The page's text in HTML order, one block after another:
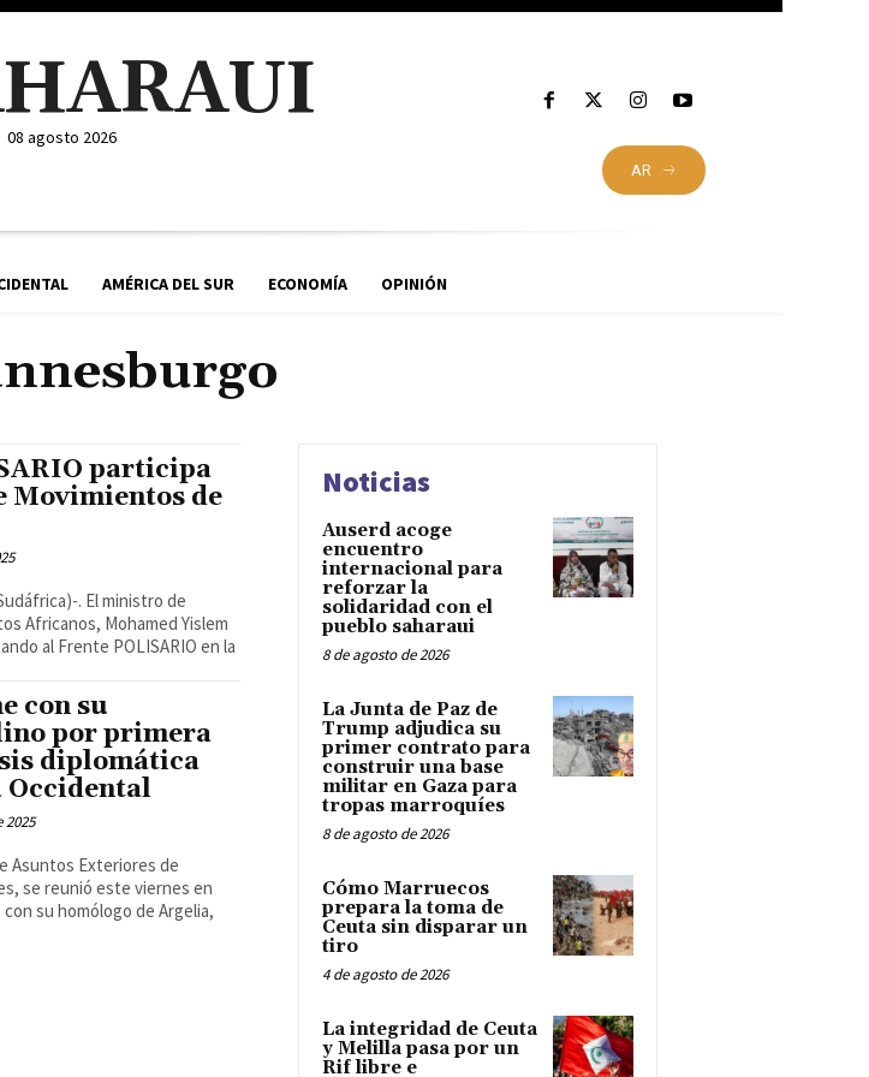
08 agosto 2026
AR
AMÉRICA DEL SUR ECONOMÍA OPINIÓN
participa
Movimientos de
. El ministro de
Africanos, Mohamed Yislem
al Frente POLISARIO en la
con su
por primera
diplomática
Occidental
2025
Asuntos Exteriores de
se reunió este viernes en
su homólogo de Argelia,
Noticias
Auserd acoge
encuentro
internacional para
reforzar la
solidaridad con el
pueblo saharaui
8 de agosto de 2026
La Junta de Paz de
Trump adjudica su
primer contrato para
construir una base
militar en Gaza para
tropas marroquíes
8 de agosto de 2026
Cómo Marruecos
prepara la toma de
Ceuta sin disparar un
tiro
4 de agosto de 2026
La integridad de Ceuta
y Melilla pasa por un
Rif libre e